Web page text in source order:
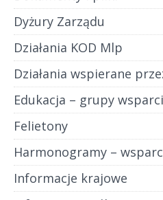
Dyżury Zarządu
Działania KOD Mlp
Działania wspierane
Edukacja – grupy
Felietony
Harmonogramy –
Informacje krajowe